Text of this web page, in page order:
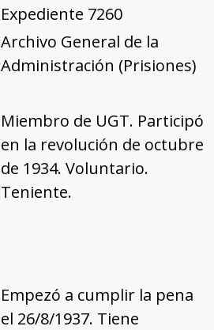
Expediente 7260
Archivo General de la
Administración (Prisiones)
Miembro de UGT. Participó
en la revolución de octubre
de 1934. Voluntario.
Teniente.
Empezó a cumplir la pena
el 26/8/1937. Tiene